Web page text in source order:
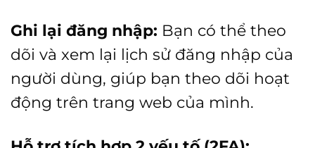
Ghi lại đăng nhập: Bạn có thể theo
dõi và xem lại lịch sử đăng nhập của
người dùng, giúp bạn theo dõi hoạt
động trên trang web của mình.